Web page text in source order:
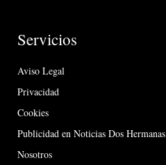
Servicios
Aviso Legal
Privacidad
Cookies
Publicidad en Noticias Dos Hermanas
Nosotros